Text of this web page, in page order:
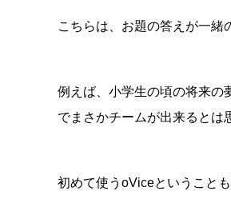
こちらは、お題の答えが一緒
例えば、小学生の頃の将来の
でまさかチームが出来るとは
初めて使うoViceということ